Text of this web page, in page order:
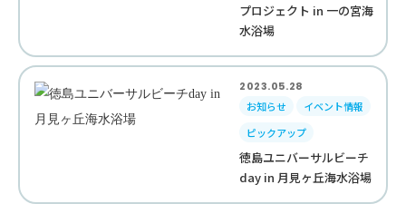
プロジェクト in 一の宮海
水浴場
2023.05.28
お知らせ
イベント情報
ピックアップ
徳島ユニバーサルビーチ
day in 月見ヶ丘海水浴場